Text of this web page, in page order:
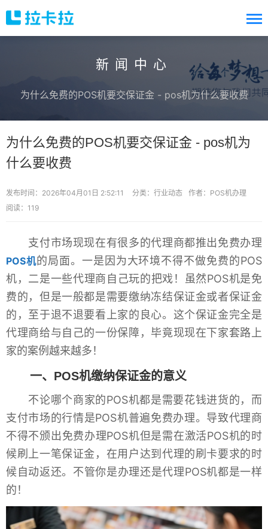
新闻中心
为什么免费的POS机要交保证金 - pos机为什么要收费
为什么免费的POS机要交保证金 - pos机为
什么要收费
发布时间：2026年04月01日 2:52:11 分类： 行业动态
作者：POS机办理
阅读：119
支付市场现现在有很多的代理商都推出免费办理
POS机的局面。一是因为大环境不得不做免费的POS
机，二是一些代理商自己玩的把戏！虽然POS机是免
费的，但是一般都是需要缴纳冻结保证金或者保证金
的，至于退不退要看上家的良心。这个保证金完全是
代理商给与自己的一份保障，毕竟现现在下家套路上
家的案例越来越多！
一、POS机缴纳保证金的意义
不论哪个商家的POS机都是需要花钱进货的，而
支付市场的行情是POS机普遍免费办理。导致代理商
不得不颁出免费办理POS机但是需在激活POS机的时
候刷上一笔保证金，在用户达到代理的刷卡要求的时
候自动返还。不管你是办理还是代理POS机都是一样
的！